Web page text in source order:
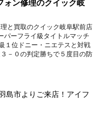
ォン修理のクイック岐
と買取のクイック岐阜駅前店
パーフライ級タイトルマッチ
１位ドニー・ニエテスと対戦
－０の判定勝ちで５度目の防
島市よりご来店！アイフ